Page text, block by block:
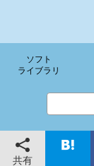
ソフト
ライブラリ
共有